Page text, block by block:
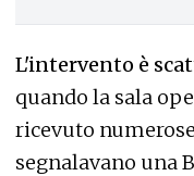
L'intervento è
quando la sala
ricevuto
segnalavano una